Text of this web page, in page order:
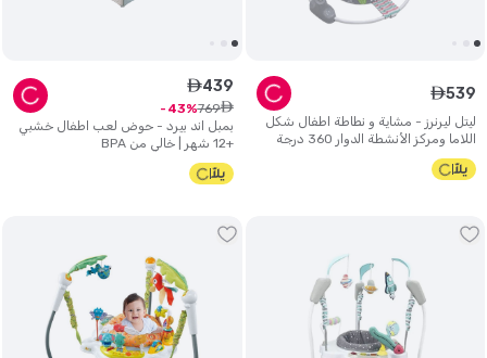
ليتل ليرنرز - مشاية و نطاطة اطفال شكل
اللاما ومركز الأنشطة الدوار 360 درجة
ê539
بمبل اند بيرد - حوض لعب اطفال خشبي
+12 شهر | خالي من BPA
ê439
ê
769
43